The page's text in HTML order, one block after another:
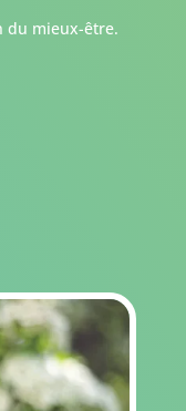
du mieux-être.